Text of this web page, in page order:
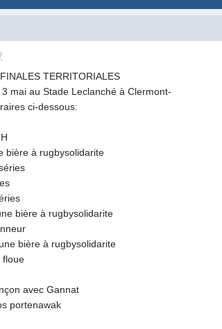
TERRITORIALES
mai au Stade Leclanché à Clermont-
ci-dessous:
bière à rugbysolidarite
bière à rugbysolidarite
bière à rugbysolidarite
floue
avec Gannat
portenawak